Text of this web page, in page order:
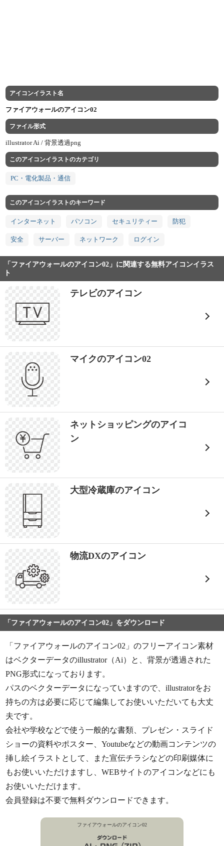
アイコンイラスト名
ファイアウォールのアイコン02
ファイル形式
illustrator Ai /背景透過png
このアイコンイラストのカテゴリ
PC・電化製品・通信
このアイコンイラストのキーワード
インターネット パソコン セキュリティー 防犯
安全 サーバー ネットワーク ログイン
「ファイアウォールのアイコン02」に関連する無料アイコンイラス
ト
テレビのアイコン
マイクのアイコン02
ネットショッピングのアイコ
ン
大型冷蔵庫のアイコン
物流DXのアイコン
「ファイアウォールのアイコン02」をダウンロード
「ファイアウォールのアイコン02」のフリーアイコン素材
はベクターデータのillustrator（Ai）と、背景が透過された
PNG形式になっております。
パスのベクターデータになっていますので、illustratorをお
持ちの方は必要に応じて編集してお使いいただいても大丈
夫です。
会社や学校などで使う一般的な書類、プレゼン・スライド
ショーの資料やポスター、Youtubeなどの動画コンテンツの
挿し絵イラストとして、また宣伝チラシなどの印刷媒体に
もお使いいただけますし、WEBサイトのアイコンなどにも
お使いいただけます。
会員登録は不要で無料ダウンロードできます。
ファイアウォールのアイコン02